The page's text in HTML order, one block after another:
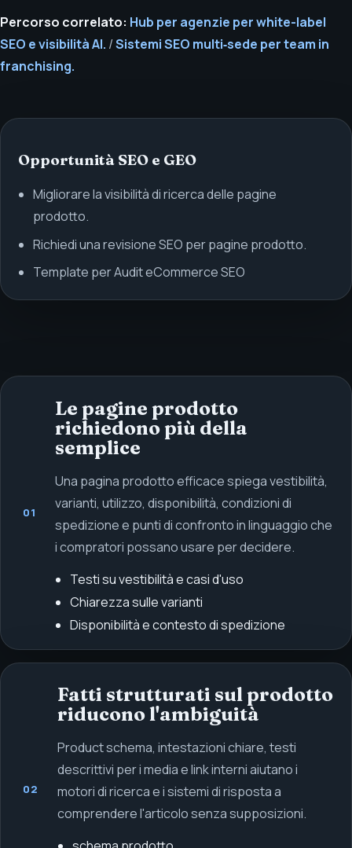
Percorso correlato: Hub per agenzie per white-label
SEO e visibilità AI. /Sistemi SEO multi‑sede per team in
franchising.
Opportunità SEO e GEO
Migliorare la visibilità di ricerca delle pagine
prodotto.
Richiedi una revisione SEO per pagine prodotto.
Template per Audit eCommerce SEO
01
Le pagine prodotto
richiedono più della
semplice
Una pagina prodotto efficace spiega vestibilità,
varianti, utilizzo, disponibilità, condizioni di
spedizione e punti di confronto in linguaggio che
i compratori possano usare per decidere.
Testi su vestibilità e casi d'uso
Chiarezza sulle varianti
Disponibilità e contesto di spedizione
02
Fatti strutturati sul prodotto
riducono l'ambiguità
Product schema, intestazioni chiare, testi
descrittivi per i media e link interni aiutano i
motori di ricerca e i sistemi di risposta a
comprendere l'articolo senza supposizioni.